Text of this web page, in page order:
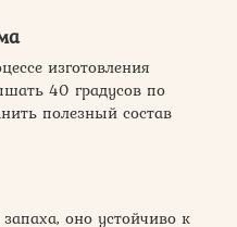
изготовления
40 градусов по
полезный состав
оно устойчиво к